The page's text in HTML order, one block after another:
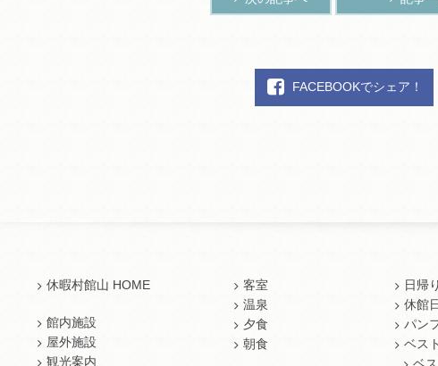
FACEBOOKでシェア！
休暇村館山 HOME
館内施設
屋外施設
観光案内
客室
温泉
夕食
朝食
日帰
休館
パン
ベス